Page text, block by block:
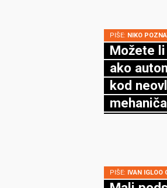
PIŠE: NIKO
Možete
ako
kod
PIŠE: IVAN IGLOO